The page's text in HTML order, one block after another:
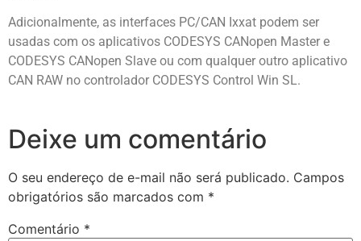
Adicionalmente, as interfaces PC/CAN Ixxat podem ser
usadas com os aplicativos CODESYS CANopen Master e
CODESYS CANopen Slave ou com qualquer outro aplicativo
CAN RAW no controlador CODESYS Control Win SL.
Deixe um comentário
O seu endereço de e-mail não será publicado. Campos
obrigatórios são marcados com *
Comentário *